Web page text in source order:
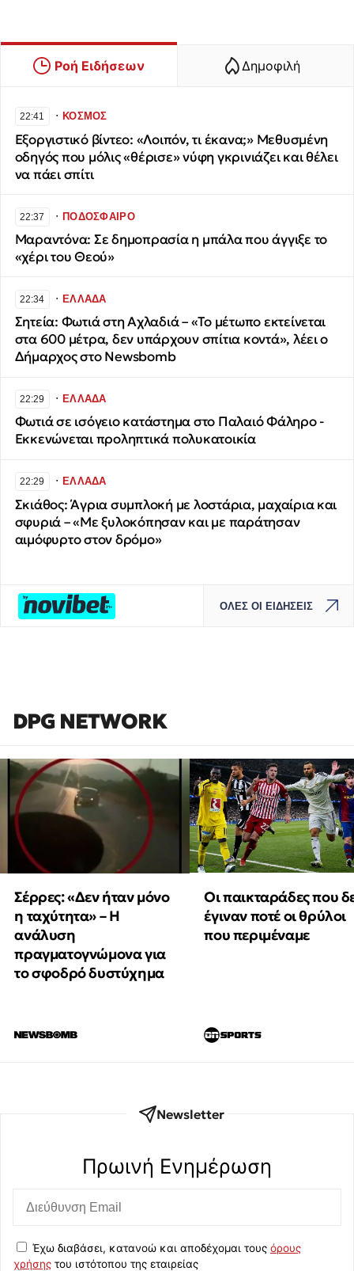
Ροή Ειδήσεων Δημοφιλή
22:41 ∙ΚΟΣΜΟΣ
Εξοργιστικό βίντεο: «Λοιπόν, τι έκανα;» Μεθυσμένη
οδηγός που μόλις «θέρισε» νύφη γκρινιάζει και θέλει
να πάει σπίτι
22:37 ∙ΠΟΔΟΣΦΑΙΡΟ
Μαραντόνα: Σε δημοπρασία η μπάλα που άγγιξε το
«χέρι του Θεού»
22:34 ∙ΕΛΛΑΔΑ
Σητεία: Φωτιά στη Αχλαδιά – «Το μέτωπο εκτείνεται
στα 600 μέτρα, δεν υπάρχουν σπίτια κοντά», λέει ο
Δήμαρχος στο Newsbomb
22:29 ∙ΕΛΛΑΔΑ
Φωτιά σε ισόγειο κατάστημα στο Παλαιό Φάληρο -
Εκκενώνεται προληπτικά πολυκατοικία
22:29 ∙ΕΛΛΑΔΑ
Σκιάθος: Άγρια συμπλοκή με λοστάρια, μαχαίρια και
σφυριά – «Με ξυλοκόπησαν και με παράτησαν
αιμόφυρτο στον δρόμο»
ΟΛΕΣ ΟΙ ΕΙΔΗΣΕΙΣ
DPG NETWORK
Σέρρες: «Δεν ήταν μόνο
η ταχύτητα» – Η
ανάλυση
πραγματογνώμονα για
το σφοδρό δυστύχημα
Οι παικταράδες που
έγιναν ποτέ οι θρύλοι
που περιμέναμε
Newsletter
Πρωινή Eνημέρωση
Έχω διαβάσει, κατανοώ και αποδέχομαι τους όρους
χρήσης του ιστότοπου της εταιρείας